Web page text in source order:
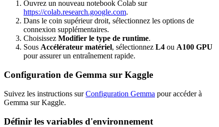
Ouvrez un nouveau notebook Colab sur
https://colab.research.google.com.
Dans le coin supérieur droit, sélectionnez les options de
connexion supplémentaires.
Choisissez Modifier le type de runtime.
Sous Accélérateur matériel, sélectionnez L4 ou A100 GPU
pour assurer un entraînement rapide.
Configuration de Gemma sur Kaggle
Suivez les instructions surConfiguration Gemma pour accéder à
Gemma sur Kaggle.
Définir les variables d'environnement